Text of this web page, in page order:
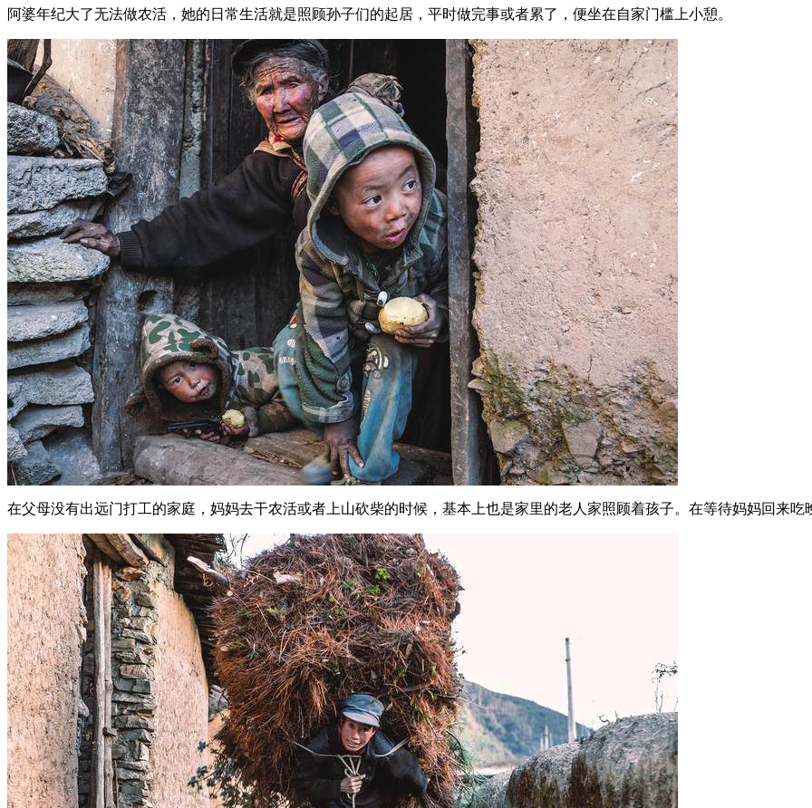
阿婆年纪大了无法做农活，她的日常生活就是照顾孙子们的起居，平时做完事或者累了，便坐在自家门槛上小憩。
在父母没有出远门打工的家庭，妈妈去干农活或者上山砍柴的时候，基本上也是家里的老人家照顾着孩子。在等待妈妈回来